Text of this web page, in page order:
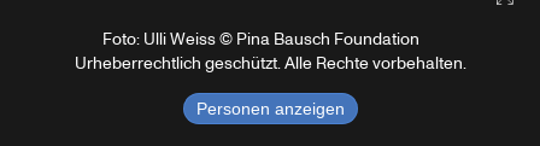
Foto: Ulli Weiss © Pina Bausch Foundation
Urheberrechtlich geschützt. Alle Rechte vorbehalten.
Personen anzeigen